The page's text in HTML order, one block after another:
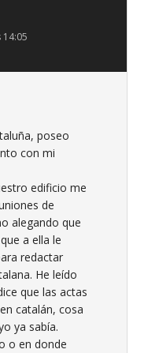
poseo
con mi
edificio me
de
alegando que
a ella le
redactar
He leído
que las actas
catalán, cosa
ya sabía.
o en donde